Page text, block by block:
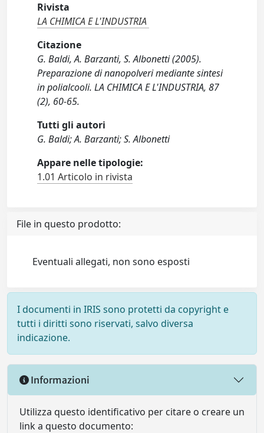
Rivista
LA CHIMICA E L'INDUSTRIA
Citazione
G. Baldi, A. Barzanti, S. Albonetti (2005).
Preparazione di nanopolveri mediante sintesi
in polialcooli. LA CHIMICA E L'INDUSTRIA, 87
(2), 60-65.
Tutti gli autori
G. Baldi; A. Barzanti; S. Albonetti
Appare nelle tipologie:
1.01 Articolo in rivista
File in questo prodotto:
Eventuali allegati, non sono esposti
I documenti in IRIS sono protetti da copyright e
tutti i diritti sono riservati, salvo diversa
indicazione.
Informazioni
Utilizza questo identificativo per citare o creare un
link a questo documento: